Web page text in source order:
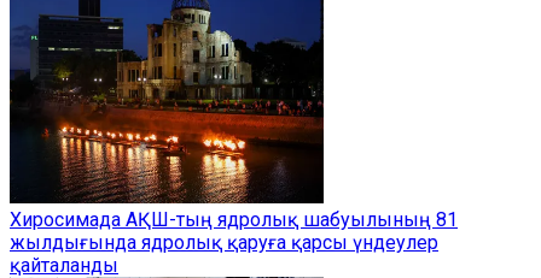
Хиросимада АҚШ-тың ядролық шабуылының 81
жылдығында ядролық қаруға қарсы үндеулер
қайталанды